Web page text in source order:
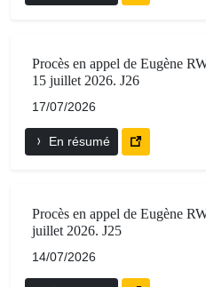
Procès en appel de Eugène
15 juillet 2026. J26
17/07/2026
En résumé
Procès en appel de Eugène
juillet 2026. J25
14/07/2026